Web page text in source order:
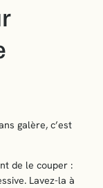
galère, c’est
de le couper :
Lavez-la à